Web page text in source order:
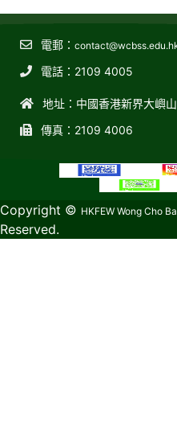
電郵：
電話：2109 4005
地址：中國香港新界大嶼
傳真：2109 4006
教育傳
Copyright © HKFEW Wong Cho
Reserved.